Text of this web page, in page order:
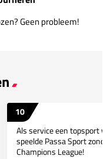
Geen probleem!
10
Als service een topsport
speelde Passa Sport
Champions League!